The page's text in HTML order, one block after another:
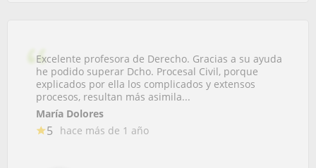
Excelente profesora de Derecho. Gracias a su ayuda
he podido superar Dcho. Procesal Civil, porque
explicados por ella los complicados y extensos
procesos, resultan más asimila...
María Dolores
5 hace más de 1 año